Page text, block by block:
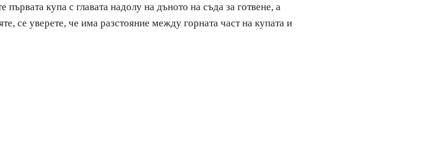
купа с главата надолу на дъното на съда за готвене, а
се уверете, че има разстояние между горната част на купата и